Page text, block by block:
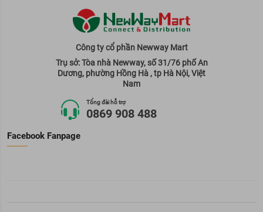
Công ty cổ phần Newway Mart
Trụ sở: Tòa nhà Newway, số 31/76 phố An
Dương, phường Hồng Hà , tp Hà Nội, Việt
Nam
Tổng đài hỗ trợ
0869 908 488
Facebook Fanpage